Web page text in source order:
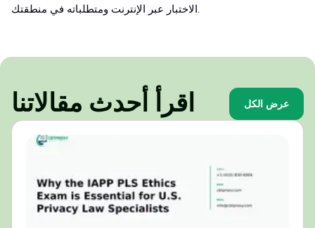
الاختبار عبر الإنترنت ومتطلباته في منطقتك.
اقرأ أحدث مقالاتنا عرض الكل